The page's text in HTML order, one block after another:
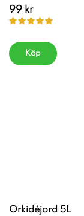
99 kr
Köp
Orkidéjord 5L